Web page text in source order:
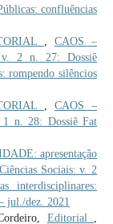
confluências
CAOS –
v. 2 n. 27: Dossiê
rompendo silêncios
CAOS –
1 n. 28: Dossiê Fat
apresentação
Sociais: v. 2
interdisciplinares:
jul./dez. 2021
Editorial